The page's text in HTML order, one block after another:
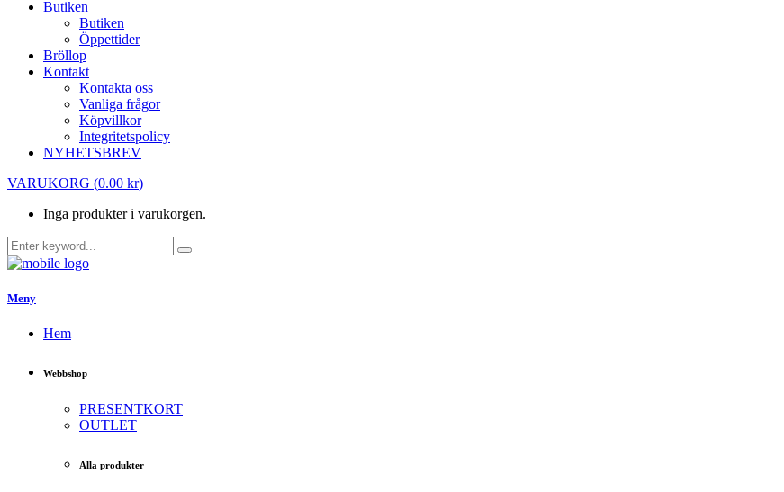
Butiken
Butiken
Öppettider
Bröllop
Kontakt
Kontakta oss
Vanliga frågor
Köpvillkor
Integritetspolicy
NYHETSBREV
VARUKORG (0.00 kr)
Inga produkter i varukorgen.
Meny
Hem
Webbshop
PRESENTKORT
OUTLET
Alla produkter